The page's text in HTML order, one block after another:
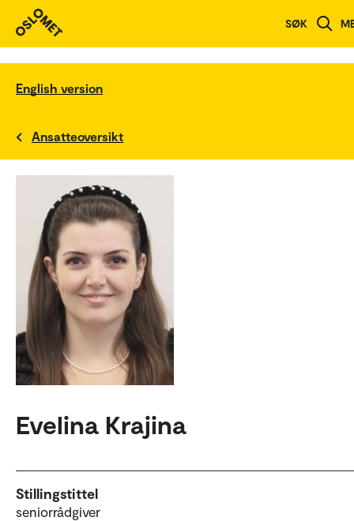
SØK
English version
Ansatteoversikt
Evelina Krajina
Stillingstittel
seniorrådgiver